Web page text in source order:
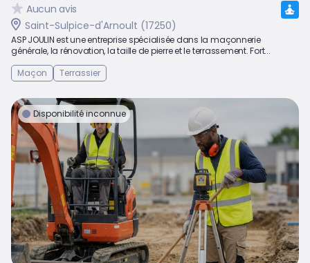
Aucun avis
Saint-Sulpice-d'Arnoult (17250)
ASP JOULIN est une entreprise spécialisée dans la maçonnerie
générale, la rénovation, la taille de pierre et le terrassement. Fort...
Maçon
Terrassier
Disponibilité inconnue